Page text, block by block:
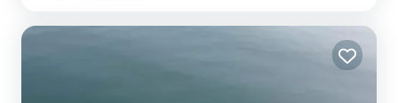
SKIPPER. • KAPAZITÄT VON 5 PERSONEN. • KOSTENLOSES S...